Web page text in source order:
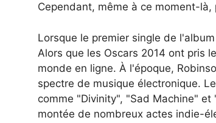
Cependant, même à ce moment-
Lorsque le premier single de
Alors que les Oscars 2014 ont pris
monde en ligne. À l'époque,
spectre de musique électronique.
comme "Divinity", "Sad Machine"
montée de nombreux actes indie-